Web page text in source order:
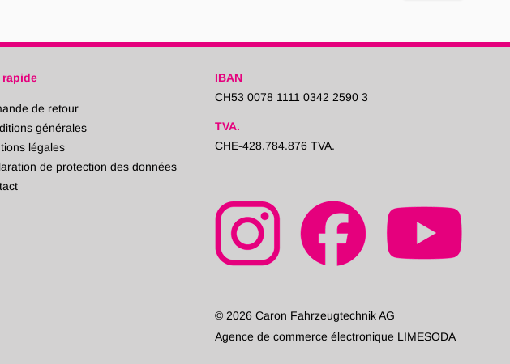
de retour
générales
légales
de protection des données
IBAN
CH53 0078 1111 0342 2590 3
TVA.
CHE-428.784.876 TVA.
© 2026 Caron Fahrzeugtechnik AG
Agence de commerce électronique LIMESODA